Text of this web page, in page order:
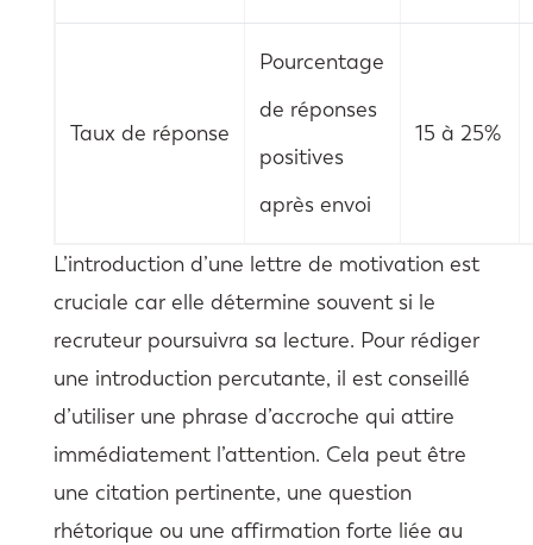
Taux de réponse
Pourcentage
de réponses
positives
après envoi
15 à 25%
L’introduction d’une lettre de motivation est
cruciale car elle détermine souvent si le
recruteur poursuivra sa lecture. Pour rédiger
une introduction percutante, il est conseillé
d’utiliser une phrase d’accroche qui attire
immédiatement l’attention. Cela peut être
une citation pertinente, une question
rhétorique ou une affirmation forte liée au